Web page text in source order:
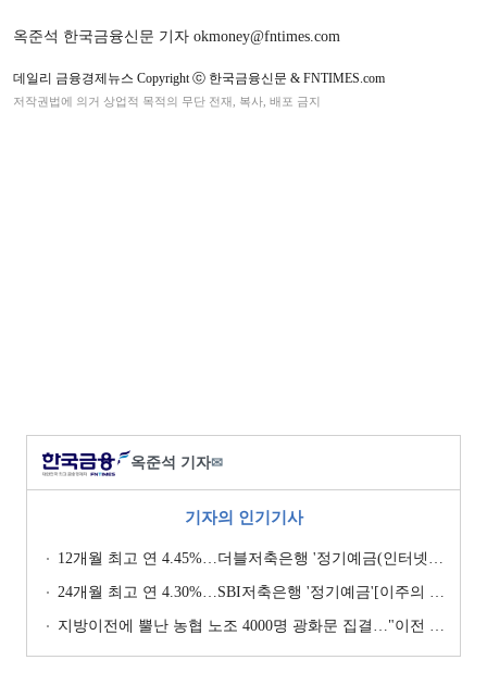
옥준석 한국금융신문 기자 okmoney@fntimes.com
데일리 금융경제뉴스 Copyright ⓒ 한국금융신문 & FNTIMES.com
저작권법에 의거 상업적 목적의 무단 전재, 복사, 배포 금지
옥준석 기자✉
기자의 인기기사
12개월 최고 연 4.45%…더블저축은행 '정기예금(인터넷뱅킹, 스마트뱅킹)' [이주의 저축은행 예금금리-7월 4주]
24개월 최고 연 4.30%…SBI저축은행 '정기예금'[이주의 저축은행 예금금리-8월 1주]
지방이전에 뿔난 농협 노조 4000명 광화문 집결…"이전 강요 시 금융노조 총파업 불사" [막 오른 금융권 하투(夏鬪)]